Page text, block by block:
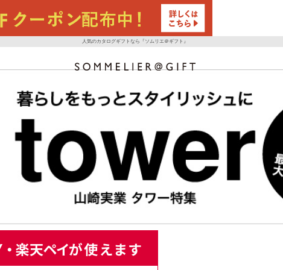
人気のカタログギフトなら『ソムリエ＠ギフト』